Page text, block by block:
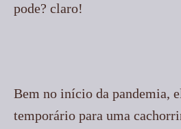
pode? claro!
Bem no início da pandemia,
temporário para uma